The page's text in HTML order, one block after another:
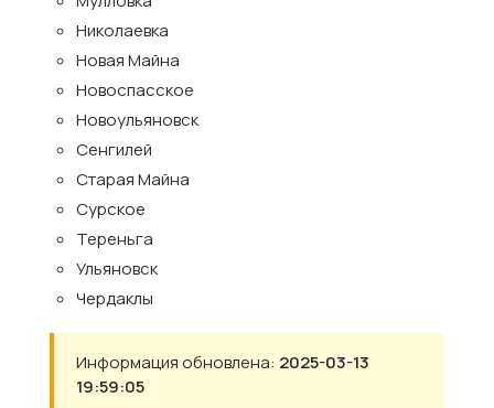
Николаевка
Новая Майна
Новоспасское
Новоульяновск
Сенгилей
Старая Майна
Сурское
Тереньга
Ульяновск
Чердаклы
Информация обновлена: 2025-03-13
19:59:05